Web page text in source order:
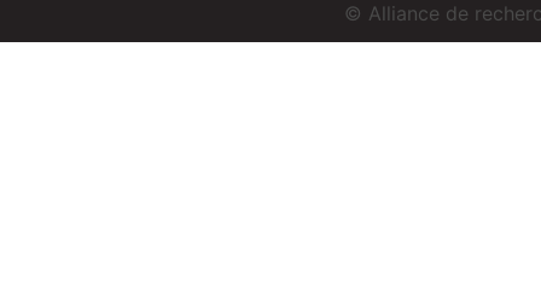
© Alliance de